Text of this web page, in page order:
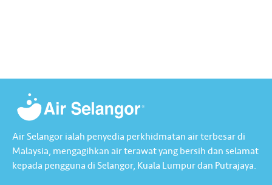
Air Selangor ialah penyedia perkhidmatan air terbesar di
Malaysia, mengagihkan air terawat yang bersih dan selamat
kepada pengguna di Selangor, Kuala Lumpur dan Putrajaya.